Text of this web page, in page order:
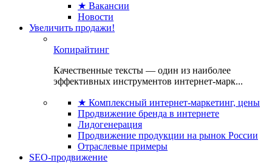
★ Вакансии
Новости
Увеличить продажи!
Копирайтинг
Качественные тексты — один из наиболее
эффективных инструментов интернет-марк...
★ Комплексный интернет-маркетинг, цены
Продвижение бренда в интернете
Лидогенерация
Продвижение продукции на рынок России
Отраслевые примеры
SEO-продвижение